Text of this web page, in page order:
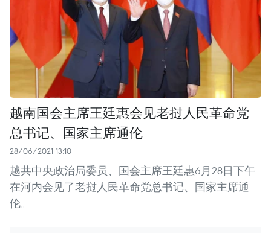
越南国会主席王廷惠会见老挝人民革命党
总书记、国家主席通伦
28/06/2021 13:10
越共中央政治局委员、国会主席王廷惠6月28日下午
在河内会见了老挝人民革命党总书记、国家主席通
伦。